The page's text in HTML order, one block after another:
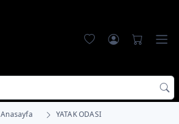
Anasayfa YATAK ODASI